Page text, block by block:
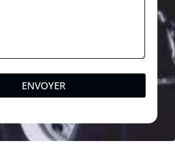
ENVOYER